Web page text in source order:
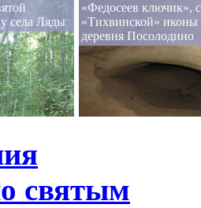
села Ляды
«Федосеев ключик»,
«Тихвинской»
деревня Посолодино
святым